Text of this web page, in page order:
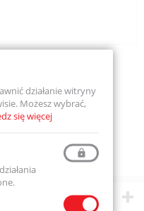
działanie witryny
Możesz wybrać,
się więcej